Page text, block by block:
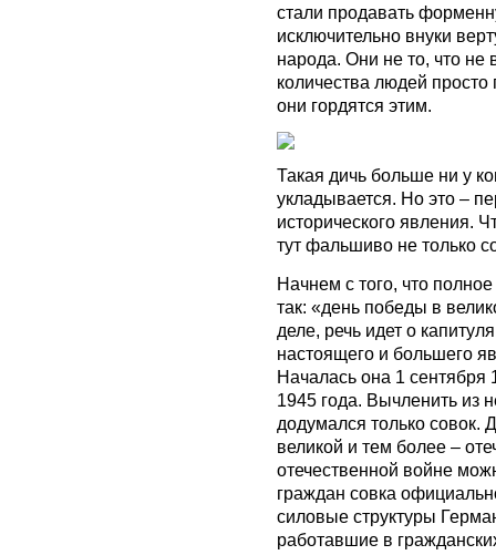
стали продавать
исключительно внуки
народа. Они не то, что не
количества людей
они гордятся этим.
Такая дичь больше ни у
укладывается. Но это –
исторического явления.
тут фальшиво не только
Начнем с того, что
так: «день победы в
деле, речь идет о
настоящего и большего
Началась она 1 сентября
1945 года. Вычленить из
додумался только совок.
великой и тем более –
отечественной войне
граждан совка
силовые структуры
работавшие в